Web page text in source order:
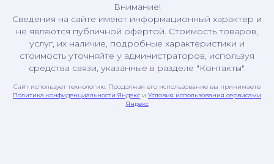
Внимание!
Сведения на сайте имеют информационный характер и
не являются публичной офертой. Стоимость товаров,
услуг, их наличие, подробные характеристики и
стоимость уточняйте у администраторов, используя
средства связи, указанные в разделе "Контакты".
Сайт использует технологию. Продолжая его использование вы принимаете
Политика конфиденциальности Яндекс и Условия использования сервисами
Яндекс